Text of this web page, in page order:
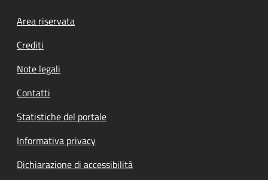
Footer menu
Area riservata
Crediti
Note legali
Contatti
Statistiche del portale
Informativa privacy
Dichiarazione di accessibilità